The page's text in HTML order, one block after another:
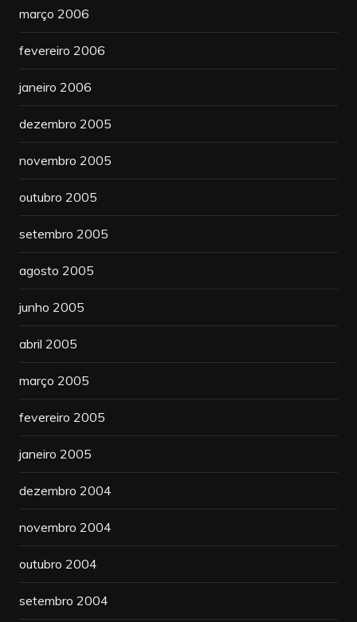
março 2006
fevereiro 2006
janeiro 2006
dezembro 2005
novembro 2005
outubro 2005
setembro 2005
agosto 2005
junho 2005
abril 2005
março 2005
fevereiro 2005
janeiro 2005
dezembro 2004
novembro 2004
outubro 2004
setembro 2004